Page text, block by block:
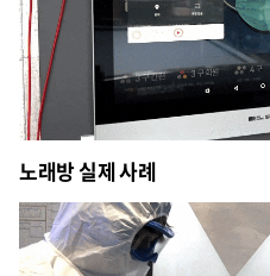
노래방 실제 사례